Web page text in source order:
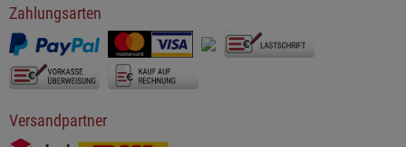
Zahlungsarten
Versandpartner